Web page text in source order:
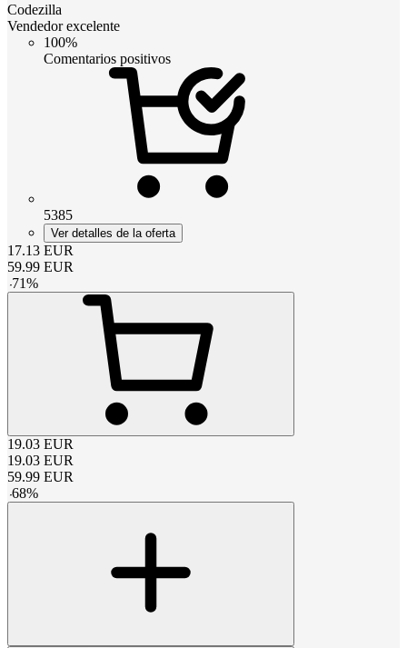
Codezilla
Vendedor excelente
100%
Comentarios positivos
5385
Ver detalles de la oferta
17.13 EUR
59.99 EUR
-71%
19.03 EUR
19.03 EUR
59.99 EUR
-68%